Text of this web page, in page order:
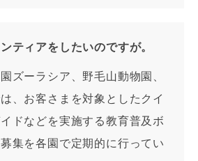
ティアをしたいのですが。
ズーラシア、野毛山動物園、
、お客さまを対象としたクイ
ドなどを実施する教育普及ボ
集を各園で定期的に行ってい